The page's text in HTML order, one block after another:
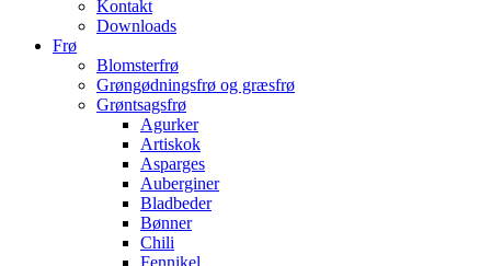
Kontakt
Downloads
Frø
Blomsterfrø
Grøngødningsfrø og græsfrø
Grøntsagsfrø
Agurker
Artiskok
Asparges
Auberginer
Bladbeder
Bønner
Chili
Fennikel